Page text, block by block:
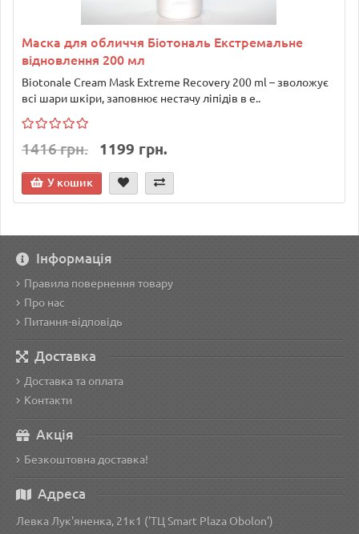
Маска для обличчя Біотональ Екстремальне
відновлення 200 мл
Biotonale Cream Mask Extreme Recovery 200 ml – зволожує
всі шари шкіри, заповнює нестачу ліпідів в е..
1416 грн. 1199 грн.
У кошик
Інформація
Правила повернення товару
Про нас
Питання-відповідь
Доставка
Доставка та оплата
Контакти
Акція
Безкоштовна доставка!
Адреса
Левка Лук'яненка, 21к1 ('ТЦ Smart Plaza Obolon')